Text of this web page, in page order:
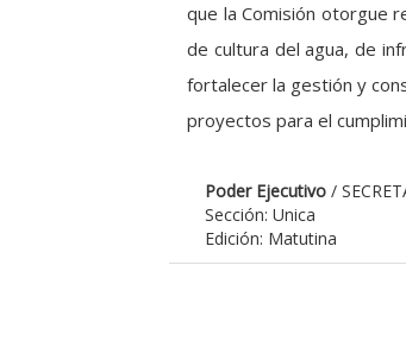
que la Comisión otorgue
de cultura del agua, de
fortalecer la gestión y
proyectos para el
Poder Ejecutivo /
Sección: Unica
Edición: Matutina